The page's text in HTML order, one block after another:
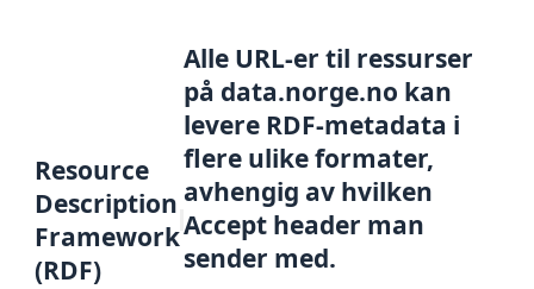
Resource
Description
Framework
(RDF)
Alle URL-er til ressurser
på data.norge.no kan
levere RDF-metadata i
flere ulike formater,
avhengig av hvilken
Accept header man
sender med.